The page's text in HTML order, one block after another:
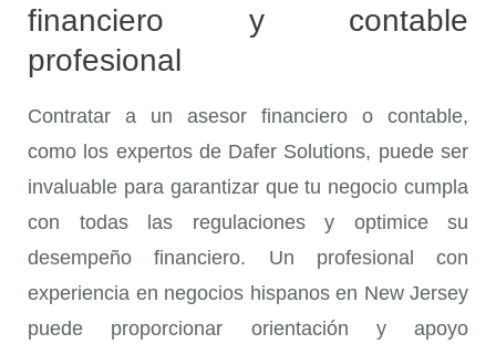
financiero y contable
profesional
Contratar a un asesor financiero o contable,
como los expertos de Dafer Solutions, puede ser
invaluable para garantizar que tu negocio cumpla
con todas las regulaciones y optimice su
desempeño financiero. Un profesional con
experiencia en negocios hispanos en New Jersey
puede proporcionar orientación y apoyo